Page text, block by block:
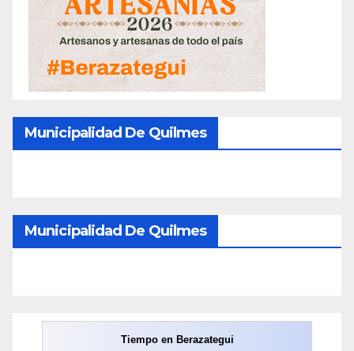
Municipalidad De Quilmes
Municipalidad De Quilmes
Tiempo en Berazategui